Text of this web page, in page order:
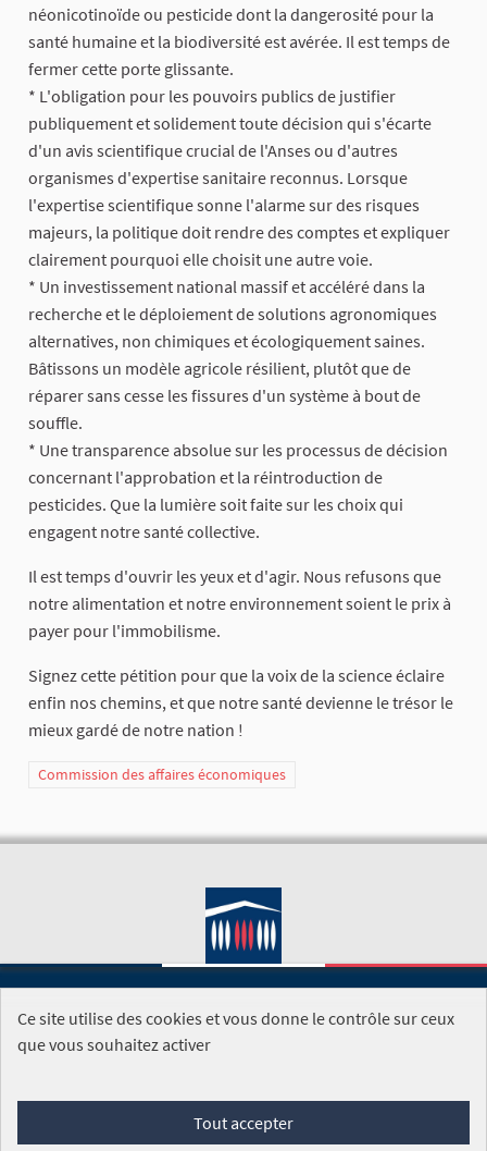
néonicotinoïde ou pesticide dont la dangerosité pour la
santé humaine et la biodiversité est avérée. Il est temps de
fermer cette porte glissante.
* L'obligation pour les pouvoirs publics de justifier
publiquement et solidement toute décision qui s'écarte
d'un avis scientifique crucial de l'Anses ou d'autres
organismes d'expertise sanitaire reconnus. Lorsque
l'expertise scientifique sonne l'alarme sur des risques
majeurs, la politique doit rendre des comptes et expliquer
clairement pourquoi elle choisit une autre voie.
* Un investissement national massif et accéléré dans la
recherche et le déploiement de solutions agronomiques
alternatives, non chimiques et écologiquement saines.
Bâtissons un modèle agricole résilient, plutôt que de
réparer sans cesse les fissures d'un système à bout de
souffle.
* Une transparence absolue sur les processus de décision
concernant l'approbation et la réintroduction de
pesticides. Que la lumière soit faite sur les choix qui
engagent notre santé collective.
Il est temps d'ouvrir les yeux et d'agir. Nous refusons que
notre alimentation et notre environnement soient le prix à
payer pour l'immobilisme.
Signez cette pétition pour que la voix de la science éclaire
enfin nos chemins, et que notre santé devienne le trésor le
mieux gardé de notre nation !
Commission des affaires économiques
SITE DE L'ASSEMBLÉE NATIONALE
Foire aux questions
Conditions générales d'utilisation (CGU)
Ce site utilise des cookies et vous donne le contrôle sur ceux
que vous souhaitez activer
Tout accepter